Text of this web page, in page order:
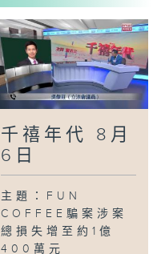
千禧年代 8月
6日
主題：FUN
COFFEE騙案涉案
總損失增至約1億
400萬元